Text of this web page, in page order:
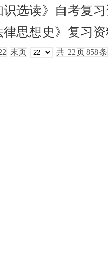
选读》自考复
思想史》复习
末页 共 22页858条